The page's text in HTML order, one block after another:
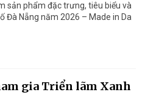
sản phẩm đặc trưng, tiêu biểu và
Đà Nẵng năm 2026 – Made in Da
gia Triển lãm Xanh